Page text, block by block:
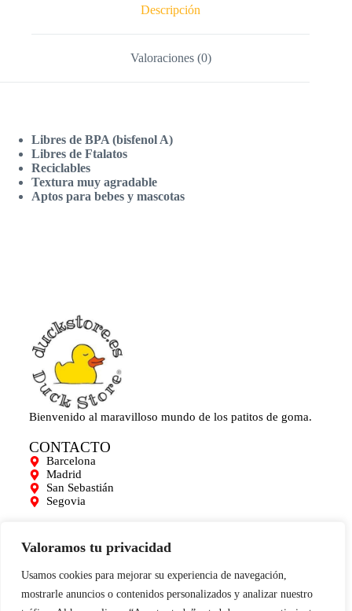
Valoramos tu privacidad
Usamos cookies para mejorar su experiencia de navegación,
mostrarle anuncios o contenidos personalizados y analizar nuestro
Descripción
Valoraciones (0)
Libres de BPA (bisfenol A)
Libres de Ftalatos
Reciclables
Textura muy agradable
Aptos para bebes y mascotas
Bienvenido al maravilloso mundo de los patitos de goma.
CONTACTO
Barcelona
Madrid
San Sebastián
Segovia
Mi cuenta
Para empresas
Limpieza de Patitos
Blog